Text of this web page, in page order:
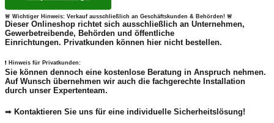
🚨 Wichtiger Hinweis: Verkauf ausschließlich an Geschäftskunden & Behörden! 🚨
Dieser Onlineshop richtet sich ausschließlich an Unternehmen,
Gewerbetreibende, Behörden und öffentliche
Einrichtungen. Privatkunden können hier nicht bestellen.
❗ Hinweis für Privatkunden:
Sie können dennoch eine kostenlose Beratung in Anspruch nehmen.
Auf Wunsch übernehmen wir auch die fachgerechte Installation
durch unser Expertenteam.
➡ Kontaktieren Sie uns für eine individuelle Sicherheitslösung!